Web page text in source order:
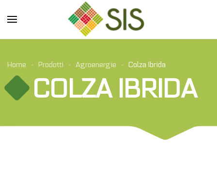
Skip to main content
Home Prodotti Agroenergie Colza Ibrida
COLZA IBRIDA